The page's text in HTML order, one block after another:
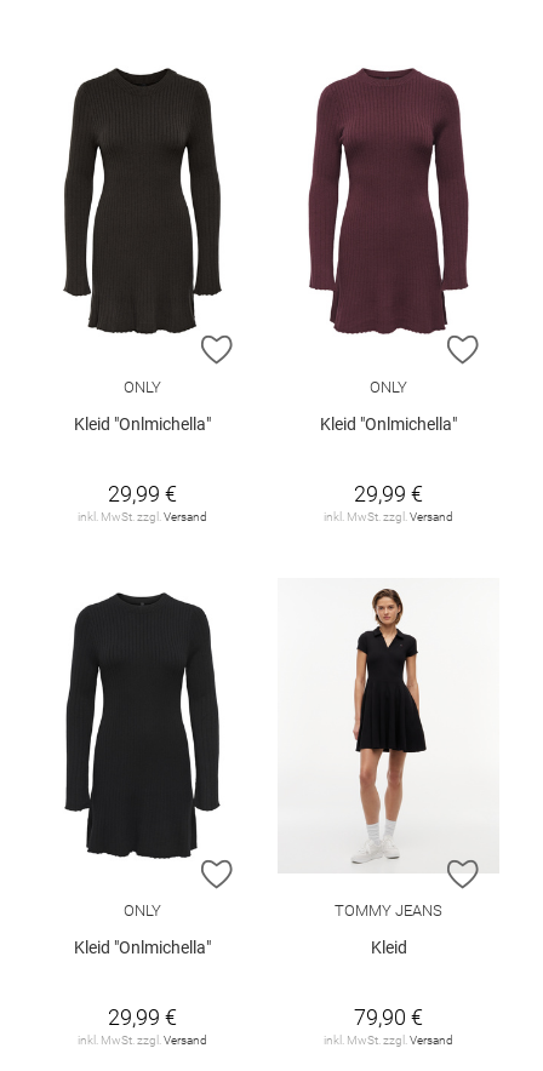
ZUR WUNSCHLISTE HINZUFÜGEN
ONLY
Kleid "Onlmichella"
29,99 €
inkl. MwSt. zzgl. Versand
ZUR
ONLY
Kleid "Onlmichella"
29,99 €
inkl. MwSt. zzgl. Versand
ZUR WUNSCHLISTE HINZUFÜGEN
ONLY
Kleid "Onlmichella"
29,99 €
inkl. MwSt. zzgl.Versand
ZUR
TOMMY JEANS
Kleid
79,90 €
inkl. MwSt. zzgl.Versand